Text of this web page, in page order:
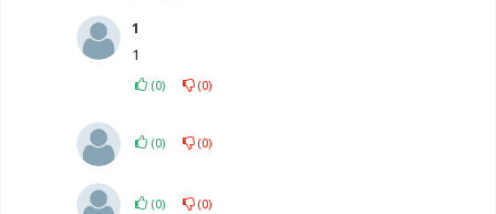
1
1
(0) (0)
(0) (0)
(0) (0)